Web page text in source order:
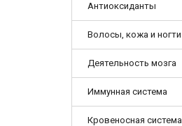
Антиоксиданты
Волосы, кожа и ногти
Деятельность мозга
Иммунная система
Кровеносная система